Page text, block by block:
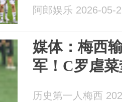
阿郎娱乐 2026-05-
媒体：梅西
军！C罗虐
历史第一人梅西